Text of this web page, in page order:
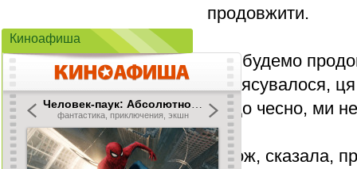
продовжити.
"Ми будемо
як з’ясувалося,
Якщо чесно, ми не
Також, сказала,
Киноафиша